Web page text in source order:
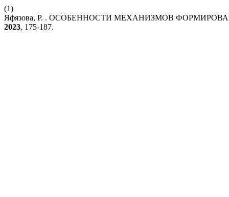
(1)
Яфязова, Р. . ОСОБЕННОСТИ МЕХАНИЗМОВ
2023, 175-187.